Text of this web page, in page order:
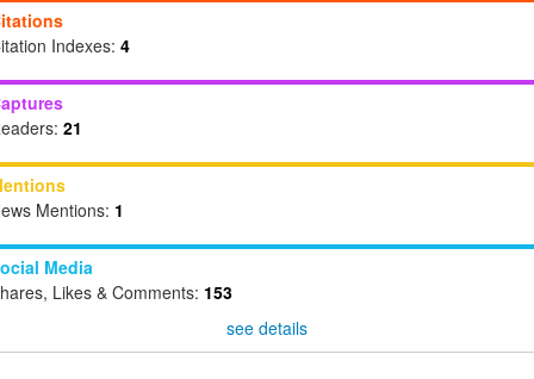
Indexes: 4
21
Mentions: 1
Media
Likes & Comments: 153
see details